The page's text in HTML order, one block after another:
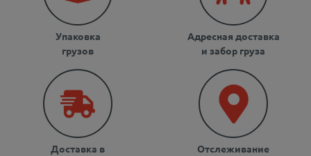
Упаковка
грузов
Адресная доставка
и забор груза
Доставка в
Отслеживание